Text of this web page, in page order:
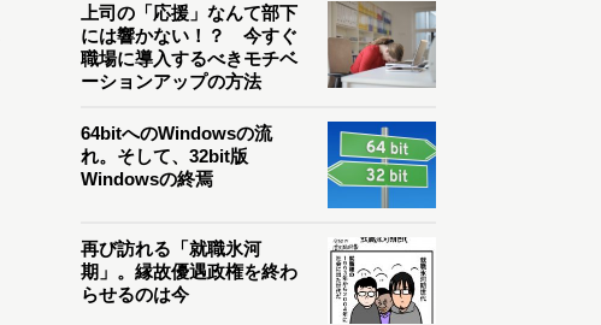
上司の「応援」なんて部下
には響かない！？ 今すぐ
職場に導入するべきモチベ
ーションアップの方法
64bitへのWindowsの流
れ。そして、32bit版
Windowsの終焉
再び訪れる「就職氷河
期」。縁故優遇政権を終わ
らせるのは今